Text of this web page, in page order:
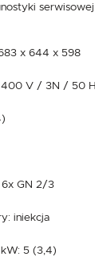
x 644 x 598
400 V / 3N / 50
6x GN 2/3
iniekcja
5 (3,4)